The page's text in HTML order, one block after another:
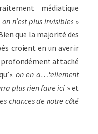
médiatique
on n’est plus invisibles»
que la majorité des
croient en un avenir
profondément attaché
on en a…tellement
plus rien faire ici » et
chances de notre côté